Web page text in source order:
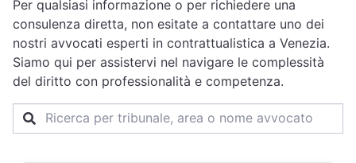
Per qualsiasi informazione o per richiedere una
consulenza diretta, non esitate a contattare uno dei
nostri avvocati esperti in contrattualistica a Venezia.
Siamo qui per assistervi nel navigare le complessità
del diritto con professionalità e competenza.